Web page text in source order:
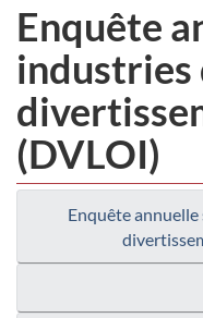
Enquête
industries
(DVLOI)
Enquête annuelle